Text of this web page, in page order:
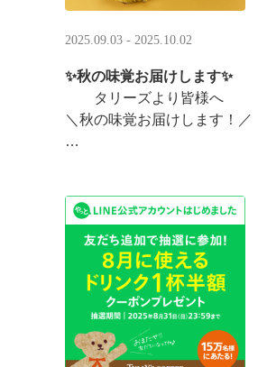
2025.09.03 - 2025.10.02
✨秋の味覚お届けします✨
タリーズより皆様へ
＼秋の味覚お届けします！／
実りの秋らしいほっこりフード
涼しい店内で一足早い秋の訪 ···